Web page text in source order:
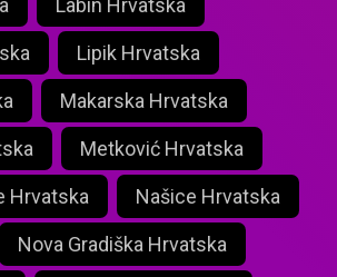
Labin Hrvatska
Lipik Hrvatska
Makarska Hrvatska
Metković Hrvatska
Hrvatska Našice Hrvatska
Nova Gradiška Hrvatska